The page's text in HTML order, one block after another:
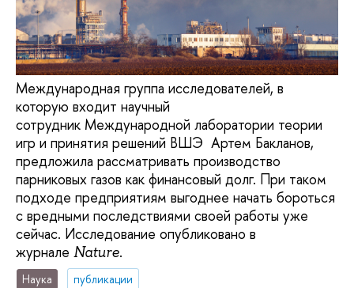
Международная группа исследователей, в
которую входит научный
сотрудник Международной лаборатории теории
игр и принятия решений ВШЭ Артем Бакланов,
предложила рассматривать производство
парниковых газов как финансовый долг. При таком
подходе предприятиям выгоднее начать бороться
с вредными последствиями своей работы уже
сейчас. Исследование опубликовано в
журнале Nature.
Наука
публикации